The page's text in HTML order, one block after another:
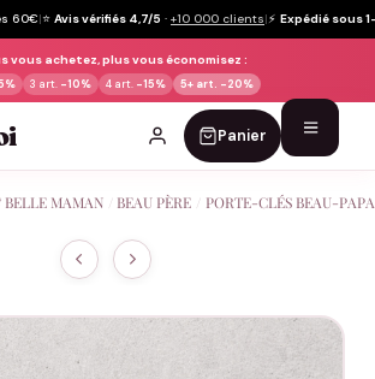
60€|⭐ Avis vérifiés 4,7/5 · +10 000 clients|⚡ Expédié sous
vous achetez, plus vous économisez :
3 art. -10% 4 art. -15% 5+ art. -20%
Panier
BELLE MAMAN BEAU PÈRE PORTE-CLÉS BEAU-PAPA